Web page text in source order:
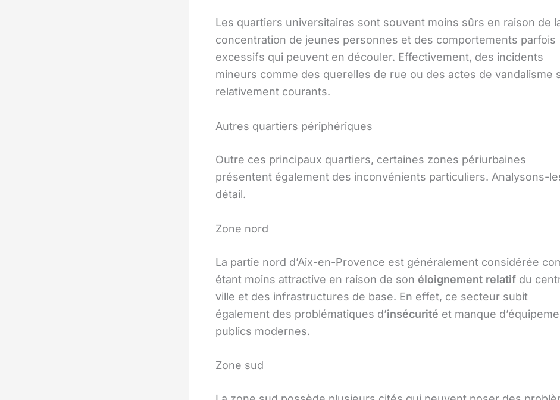
Les quartiers universitaires sont souvent moins sûrs en raison de
concentration de jeunes personnes et des comportements parfois
excessifs qui peuvent en découler. Effectivement, des incidents
mineurs comme des querelles de rue ou des actes de vandalisme
relativement courants.
Autres quartiers périphériques
Outre ces principaux quartiers, certaines zones périurbaines
présentent également des inconvénients particuliers. Analysons-
détail.
Zone nord
La partie nord d’Aix-en-Provence est généralement considérée
étant moins attractive en raison de son éloignement relatif du
ville et des infrastructures de base. En effet, ce secteur subit
également des problématiques d’insécurité et manque
publics modernes.
Zone sud